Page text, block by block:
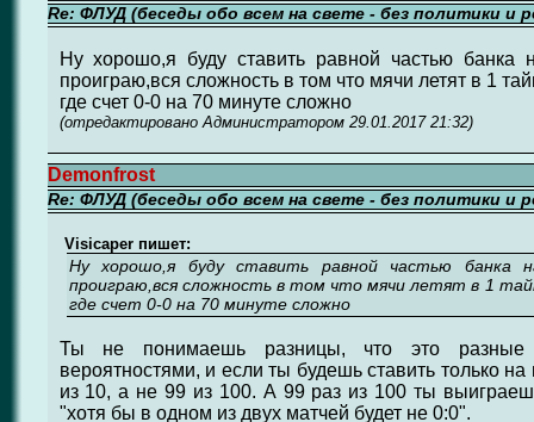
Re: ФЛУД (беседы обо всем на свете - без политики и
Ну хорошо,я буду ставить равной частью
проиграю,вся сложность в том что мячи летят в 1
где счет 0-0 на 70 минуте сложно
(отредактировано Администратором 29.01.2017 21:32)
Demonfrost
Re: ФЛУД (беседы обо всем на свете - без политики и
Visicaper пишет:
Ну хорошо,я буду ставить равной частью
проиграю,вся сложность в том что мячи летят в 1
где счет 0-0 на 70 минуте сложно
Ты не понимаешь разницы, что это
вероятностями, и если ты будешь ставить только
из 10, а не 99 из 100. А 99 раз из 100 ты
"хотя бы в одном из двух матчей будет не 0:0".